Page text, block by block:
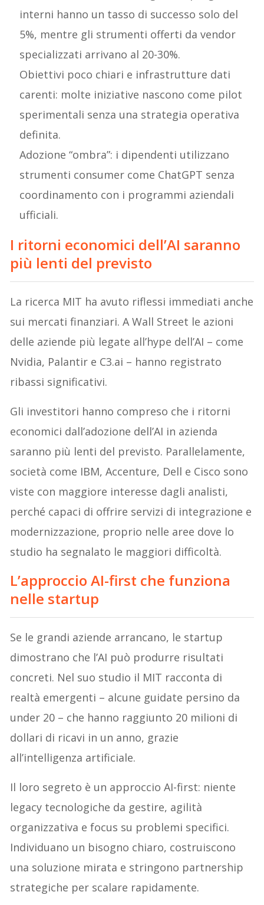
interni hanno un tasso di successo solo del
5%, mentre gli strumenti offerti da vendor
specializzati arrivano al 20-30%.
Obiettivi poco chiari e infrastrutture dati
carenti: molte iniziative nascono come pilot
sperimentali senza una strategia operativa
definita.
Adozione “ombra”: i dipendenti utilizzano
strumenti consumer come ChatGPT senza
coordinamento con i programmi aziendali
ufficiali.
I ritorni economici dell’AI saranno
più lenti del previsto
La ricerca MIT ha avuto riflessi immediati anche
sui mercati finanziari. A Wall Street le azioni
delle aziende più legate all’hype dell’AI – come
Nvidia, Palantir e C3.ai – hanno registrato
ribassi significativi.
Gli investitori hanno compreso che i ritorni
economici dall’adozione dell’AI in azienda
saranno più lenti del previsto. Parallelamente,
società come IBM, Accenture, Dell e Cisco sono
viste con maggiore interesse dagli analisti,
perché capaci di offrire servizi di integrazione e
modernizzazione, proprio nelle aree dove lo
studio ha segnalato le maggiori difficoltà.
L’approccio AI-first che funziona
nelle startup
Se le grandi aziende arrancano, le startup
dimostrano che l’AI può produrre risultati
concreti. Nel suo studio il MIT racconta di
realtà emergenti – alcune guidate persino da
under 20 – che hanno raggiunto 20 milioni di
dollari di ricavi in un anno, grazie
all’intelligenza artificiale.
Il loro segreto è un approccio AI-first: niente
legacy tecnologiche da gestire, agilità
organizzativa e focus su problemi specifici.
Individuano un bisogno chiaro, costruiscono
una soluzione mirata e stringono partnership
strategiche per scalare rapidamente.